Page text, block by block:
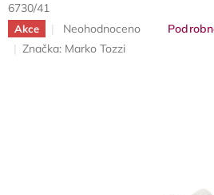
6730/41
Akce
Průměrné
produktu
Neohodnoceno
Značka: Marko Tozzi